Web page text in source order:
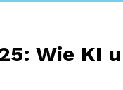
Wie KI